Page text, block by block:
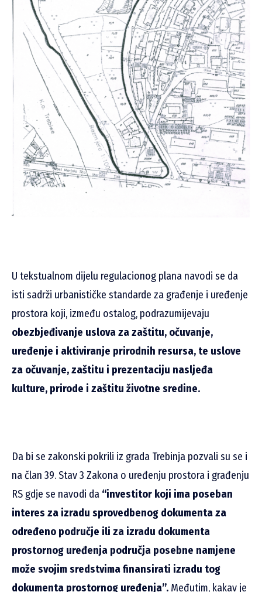
U tekstualnom dijelu regulacionog plana navodi se da
isti sadrži urbanističke standarde za građenje i uređenje
prostora koji, između ostalog, podrazumijevaju
obezbjeđivanje uslova za zaštitu, očuvanje,
uređenje i aktiviranje prirodnih resursa, te uslove
za očuvanje, zaštitu i prezentaciju nasljeđa
kulture, prirode i zaštitu životne sredine.
Da bi se zakonski pokrili iz grada Trebinja pozvali su se i
na član 39. Stav 3 Zakona o uređenju prostora i građenju
RS gdje se navodi da “investitor koji ima poseban
interes za izradu sprovedbenog dokumenta za
određeno područje ili za izradu dokumenta
prostornog uređenja područja posebne namjene
može svojim sredstvima finansirati izradu tog
dokumenta prostornog uređenja”. Međutim, kakav je